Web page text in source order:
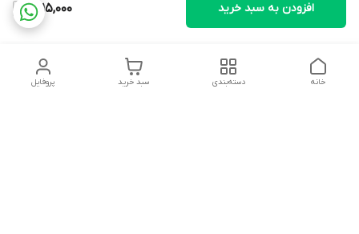
1,815,000 افزودن به سبد خرید
پروفایل سبد خرید دسته‌بندی خانه